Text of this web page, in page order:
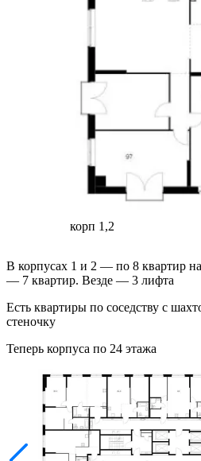
корп 1,2
В корпусах 1 и 2 — по 8 квартир
— 7 квартир. Везде — 3 лифта
Есть квартиры по соседству с
стеночку
Теперь корпуса по 24 этажа